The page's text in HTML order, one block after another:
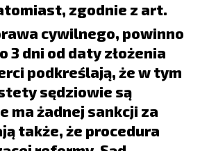
zgodnie z art.
cywilnego, powinno
3 dni od daty złożenia
podkreślają, że w tym
sędziowie są
ma żadnej sankcji za
także, że procedura